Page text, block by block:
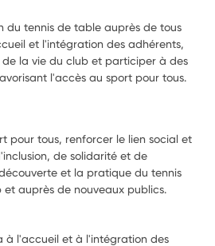
du tennis de table auprès de tous
et l'intégration des adhérents,
la vie du club et participer à des
l'accès au sport pour tous.
pour tous, renforcer le lien social et
de solidarité et de
et la pratique du tennis
auprès de nouveaux publics.
à l'accueil et à l'intégration des